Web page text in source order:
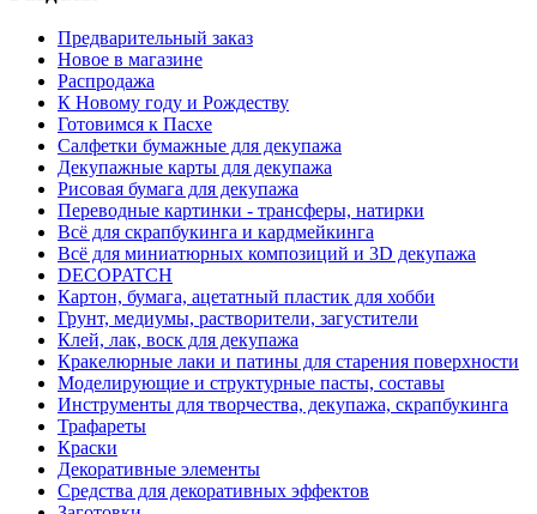
Предварительный заказ
Новое в магазине
Распродажа
К Новому году и Рождеству
Готовимся к Пасхе
Салфетки бумажные для декупажа
Декупажные карты для декупажа
Рисовая бумага для декупажа
Переводные картинки - трансферы, натирки
Всё для скрапбукинга и кардмейкинга
Всё для миниатюрных композиций и 3D декупажа
DECOPATCH
Картон, бумага, ацетатный пластик для хобби
Грунт, медиумы, растворители, загустители
Клей, лак, воск для декупажа
Кракелюрные лаки и патины для старения поверхности
Моделирующие и структурные пасты, составы
Инструменты для творчества, декупажа, скрапбукинга
Трафареты
Краски
Декоративные элементы
Средства для декоративных эффектов